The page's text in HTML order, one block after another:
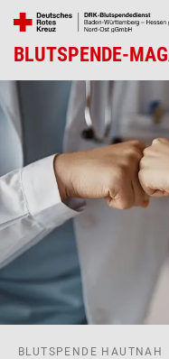
BLUTSPENDE-
BLUTSPENDE HAUTNAH